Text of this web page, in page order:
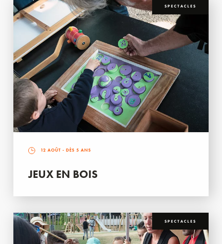
SPECTACLES
12 AOÛT - DÈS 5 ANS
JEUX EN BOIS
SPECTACLES